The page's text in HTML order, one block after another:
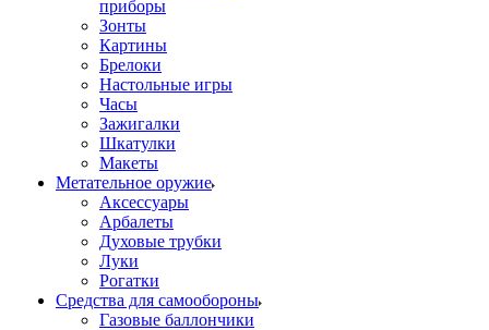
приборы
Зонты
Картины
Брелоки
Настольные игры
Часы
Зажигалки
Шкатулки
Макеты
Метательное оружие
Аксессуары
Арбалеты
Духовые трубки
Луки
Рогатки
Средства для самообороны
Газовые баллончики